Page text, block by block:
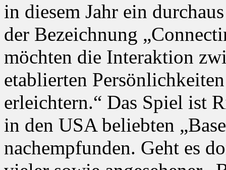
in diesem Jahr ein
der Bezeichnung
möchten die Interaktion
etablierten
erleichtern.“ Das Spiel ist
in den USA beliebten
nachempfunden. Geht es